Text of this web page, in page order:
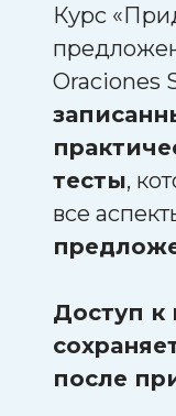
Курс
Oraciones
тесты,
все
Доступ к
после